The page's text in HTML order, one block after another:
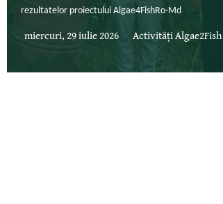
rezultatelor proiectului Algae4FishRo-Md
miercuri, 29 iulie 2026 Activități Algae2Fish